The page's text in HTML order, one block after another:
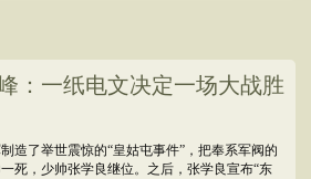
：一纸电文决定一场大战胜
造了举世震惊的“皇姑屯事件”，把奉系军阀的
死，少帅张学良继位。之后，张学良宣布“东